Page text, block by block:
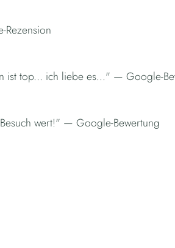
ist top... ich liebe es..." — Google-
wert!" — Google-Bewertung